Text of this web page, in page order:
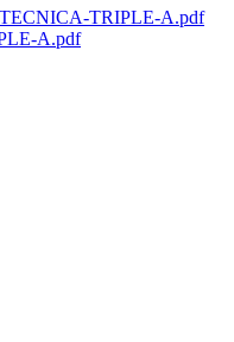
TRIPLE-A.pdf
A.pdf